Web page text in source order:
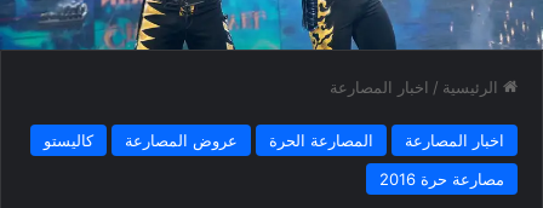
الرئيسية / اخبار المصارعة
اخبار المصارعة المصارعة الحرة عروض المصارعة
كاليستو
مصارعة حرة 2016